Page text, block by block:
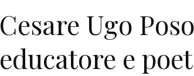
Cesare Ugo
educatore e